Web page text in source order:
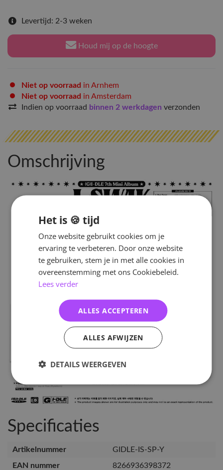
Levertijd: 2-3 weken
Houd mij op de hoogte
Niet op voorraad in Arnhem
Niet op voorraad in Amsterdam
Indien op voorraad binnen 2 werkdagen verzonden
Omschrijving
Specificaties
Artikelnummer
GIDLE-IS-SP-Y
EAN nummer
8266936398372
Het is 🍪 tijd
Onze website gebruikt cookies om je
ervaring te verbeteren. Door onze website
te gebruiken, stem je in met alle cookies in
overeenstemming met ons Cookiebeleid.
Lees verder
ALLES ACCEPTEREN
ALLES AFWIJZEN
DETAILS WEERGEVEN